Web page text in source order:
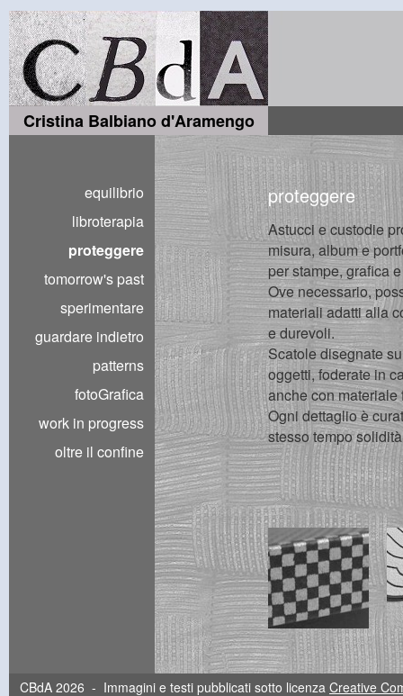
Cristina Balbiano d'Aramengo
equilibrio
libroterapia
proteggere
tomorrow's past
sperimentare
guardare indietro
patterns
fotoGrafica
work in progress
oltre il confine
proteggere
Astucci e custodie
misura, album e
per stampe, grafica
Ove necessario,
materiali adatti alla
e durevoli.
Scatole disegnate
oggetti, foderate in
anche con
Ogni dettaglio è
stesso tempo
CBdA 2026 - Immagini e testi pubblicati sotto licenza Creative